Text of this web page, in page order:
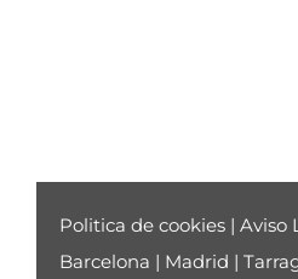
Politica de cookies | Aviso
Barcelona | Madrid |